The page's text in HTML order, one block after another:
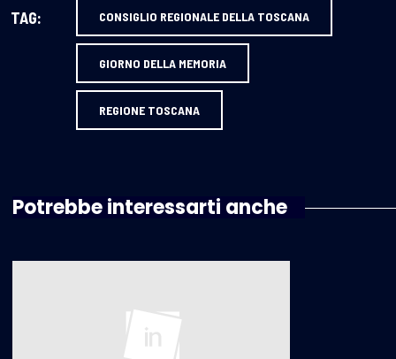
TAG: CONSIGLIO REGIONALE DELLA TOSCANA
GIORNO DELLA MEMORIA
REGIONE TOSCANA
Potrebbe interessarti anche